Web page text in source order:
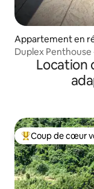
Appartement en
Duplex Penthouse
Location
Coups de cœur
Coup de cœur